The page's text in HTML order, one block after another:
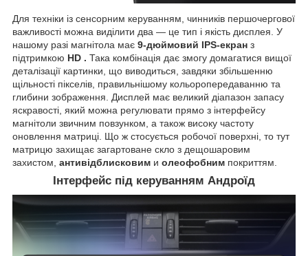
Для техніки із сенсорним керуванням, чинників першочергової
важливості можна виділити два — це тип і якість дисплея. У
нашому разі магнітола має 9-дюймовий IPS-екран з
підтримкою HD . Така комбінація дає змогу домагатися вищої
деталізації картинки, що виводиться, завдяки збільшенню
щільності пікселів, правильнішому кольоропередаванню та
глибини зображення. Дисплей має великий діапазон запасу
яскравості, який можна регулювати прямо з інтерфейсу
магнітоли звичним повзунком, а також високу частоту
оновлення матриці. Що ж стосується робочої поверхні, то тут
матрицю захищає загартоване скло з дещошаровим
захистом, антивідблисковим и олеофобним покриттям.
Інтерфейс під керуванням Андроїд